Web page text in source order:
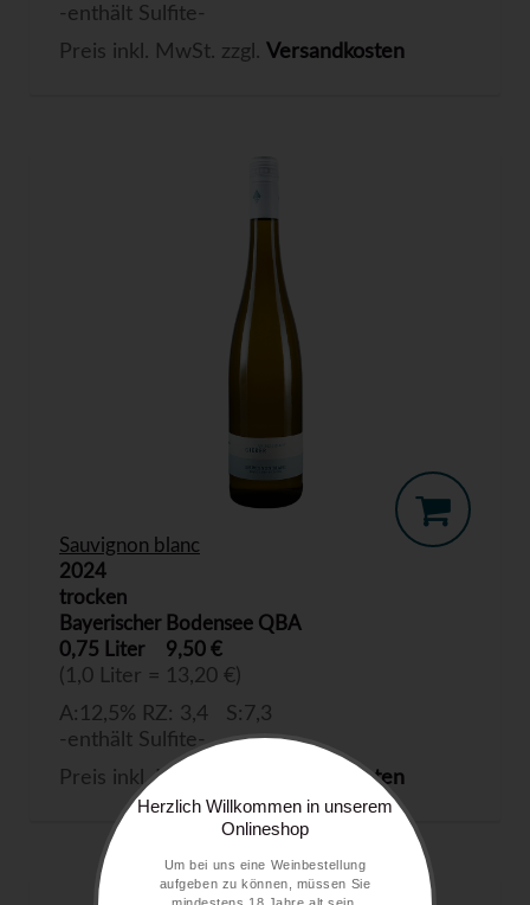
-enthält Sulfite-
Preis inkl. MwSt. zzgl. Versandkosten
Sauvignon blanc
2024
trocken
Bayerischer Bodensee QBA
0,75 Liter
9,50 €
(1,0 Liter = 13,20 €)
A:12,5% RZ: 3,4 S:7,3
-enthält Sulfite-
Preis inkl. MwSt. zzgl.
Versandkosten
Herzlich Willkommen in unserem
Onlineshop
Um bei uns eine Weinbestellung
aufgeben zu können, müssen Sie